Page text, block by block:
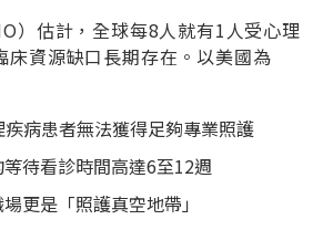
）估計，全球每8人就有1人受心理
床資源缺口長期存在。以美國為
病患者無法獲得足夠專業照護
待看診時間高達6至12週
更是「照護真空地帶」